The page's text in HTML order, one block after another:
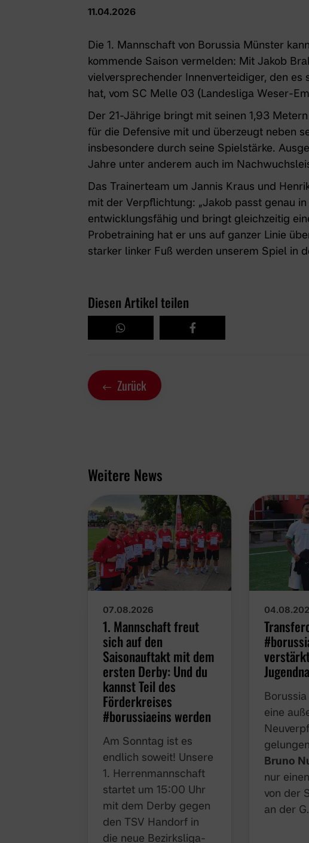
11.04.2026
Die 1. Mannschaft von Borussia Münster
kommende Saison vermelden: Mit Jakob
vielversprechender Innenverteidiger, den
hat, vom SC Melle 03 (Landesliga Weser-
Der 21-Jährige bringt mit seinen 1,93
für die Defensive mit und überzeugt neben
insbesondere durch seine Spielstärke.
Jahre unter anderem auch im
Das Trainerteam um Jannis Kraus und
mit der Verpflichtung: „Jakob passt genau
entwicklungsfähig und bringt gleichzeitig
Probetraining hat er uns auf ganzer Linie
starker linker Fuß werden unserem Spiel in
Diesen Artikel teilen
Zurück
Weitere News
07.08.2026
1. Mannschaft freut
sich auf den
Saisonauftakt mit dem
ersten Derby: Und du
kannst Teil des
Förderkreises
#borussiaeins werden
Am Sonntag ist es
endlich soweit! Unsere
1. Herrenmannschaft
startet um 15:00 Uhr
mit dem Derby gegen
den TSV Handorf in
die neue Bezirksliga-
eine
Bruno
nur
von der
an der